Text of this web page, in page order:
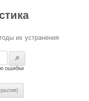
их устранения
ошибки